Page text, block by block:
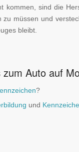
sind die
müssen und
bleibt.
zum Auto auf
?
und